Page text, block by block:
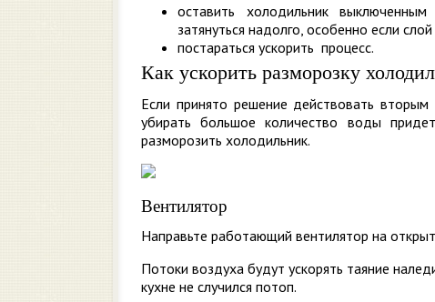
оставить холодильник
затянуться надолго, особенно если
постараться ускорить процесс.
Как ускорить разморозку
Если принято решение действовать
убирать большое количество воды
разморозить холодильник.
Вентилятор
Направьте работающий вентилятор на
Потоки воздуха будут ускорять таяние
кухне не случился потоп.